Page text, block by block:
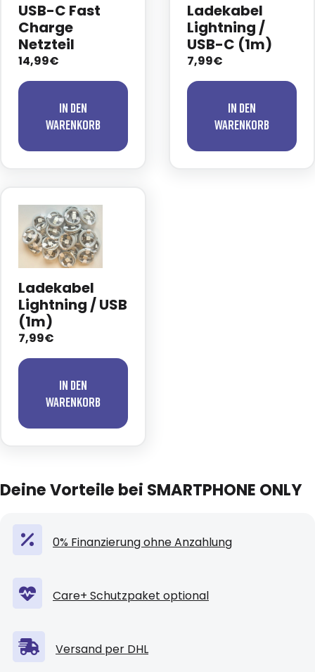
USB-C Fast
Charge
Netzteil
14,99€
In den
Warenkorb
Ladekabel
Lightning /
USB-C (1m)
7,99€
In den
Warenkorb
Ladekabel
Lightning / USB
(1m)
7,99€
In den
Warenkorb
Deine Vorteile bei SMARTPHONE ONLY
0% Finanzierung ohne Anzahlung
Care+ Schutzpaket optional
Versand per DHL